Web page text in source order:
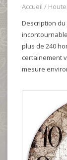
Accueil /
Description
plus de 240
certainement
mesure